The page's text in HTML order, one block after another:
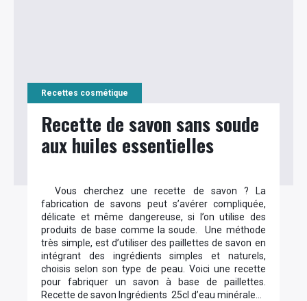
Recettes cosmétique
Recette de savon sans soude
aux huiles essentielles
Vous cherchez une recette de savon ? La
fabrication de savons peut s’avérer compliquée,
délicate et même dangereuse, si l’on utilise des
produits de base comme la soude. Une méthode
très simple, est d’utiliser des paillettes de savon en
intégrant des ingrédients simples et naturels,
choisis selon son type de peau. Voici une recette
pour fabriquer un savon à base de paillettes.
Recette de savon Ingrédients 25cl d’eau minérale…